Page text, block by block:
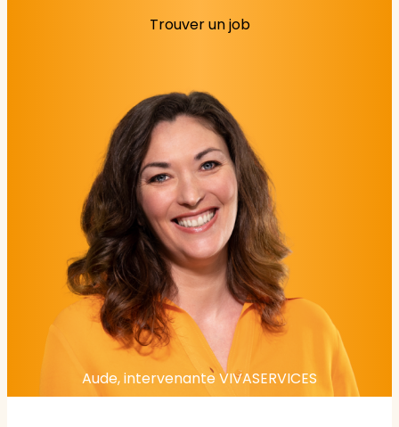
Trouver un job
Aude, intervenante VIVASERVICES